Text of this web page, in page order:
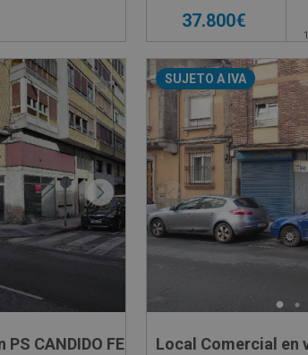
37.800€
CANDIDO FERNANDEZ RIESGO, 1
SUJETO A IVA
Local Comercial en